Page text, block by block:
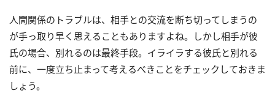
人間関係のトラブルは、相手との交流を断ち切ってしまうの
が手っ取り早く思えることもありますよね。しかし相手が彼
氏の場合、別れるのは最終手段。イライラする彼氏と別れる
前に、一度立ち止まって考えるべきことをチェックしておきま
しょう。